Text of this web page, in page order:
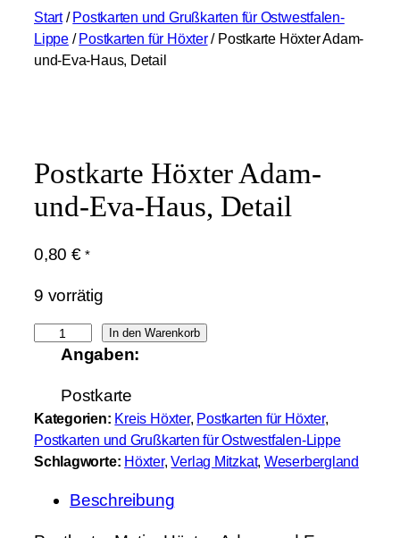
Start/Postkarten und Grußkarten für Ostwestfalen-
Lippe/Postkarten für Höxter/ Postkarte Höxter Adam-
und-Eva-Haus, Detail
Postkarte Höxter Adam-
und-Eva-Haus, Detail
0,80 € *
9 vorrätig
k
a
In den Warenkorb
Angaben:
Postkarte
Kategorien: Kreis Höxter, Postkarten für Höxter
Postkarten und Grußkarten für Ostwestfalen-Lippe
Schlagworte: Höxter, Verlag Mitzkat, Weserbergland
Beschreibung